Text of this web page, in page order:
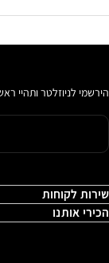
הירשמי לניוזלטר ותהיי
שירות לקוחות
הכירי אותנו